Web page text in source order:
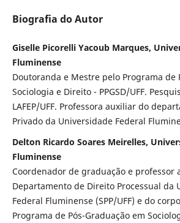
Biografia do Autor
Giselle Picorelli Yacoub Marques,
Fluminense
Doutoranda e Mestre pelo Programa de
Sociologia e Direito - PPGSD/UFF.
LAFEP/UFF. Professora auxiliar do
Privado da Universidade Federal
Delton Ricardo Soares Meirelles,
Fluminense
Coordenador de graduação e professor
Departamento de Direito Processual da
Federal Fluminense (SPP/UFF) e do
Programa de Pós-Graduação em